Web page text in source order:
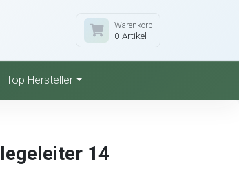
Warenkorb
0 Artikel
Top Hersteller
14